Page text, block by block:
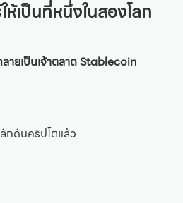
เป็นที่หนึ่งในสองโลก
ยเป็นเจ้าตลาด Stablecoin
กดันคริปโตแล้ว